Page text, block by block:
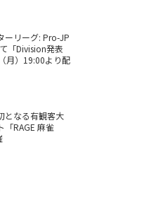
ーリーグ: Pro-JP
「Division発表
月）19:00より配
となる有観客大
「RAGE 麻雀